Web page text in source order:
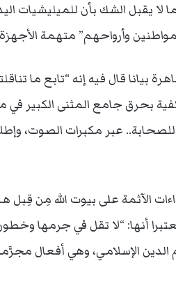
لا يقبل الشك بأن للميليشيات
وأرواحهم” متهمة الأجهزة
بيانا قال فيه إنه “تابع ما
بحرق جامع المثنى الكبير في
للصحابة.. عبر مكبرات الصوت،
الآثمة على بيوت الله مِن قِبل
أنها: “لا تقل في جرمها
الإسلامي، وهي أفعال